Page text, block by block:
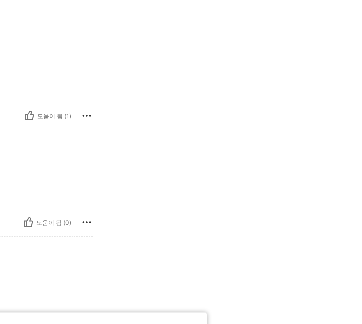
도움이 됨 (1)
도움이 됨 (0)